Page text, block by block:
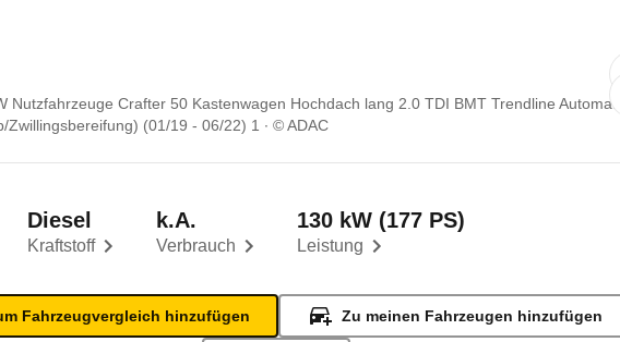
Nutzfahrzeuge Crafter 50 Kastenwagen Hochdach lang 2.0 TDI BMT Trendline Automatik
Zwillingsbereifung) (01/19 - 06/22) 1
© ADAC
Kraftstoff
Diesel
Verbrauch
k.A.
Leistung
130 kW (177 PS)
Fahrzeugvergleich hinzufügen Zu meinen Fahrzeugen hinzufügen